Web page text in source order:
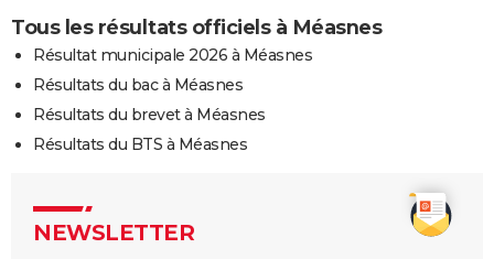
Tous les résultats officiels à Méasnes
Résultat municipale 2026 à Méasnes
Résultats du bac à Méasnes
Résultats du brevet à Méasnes
Résultats du BTS à Méasnes
NEWSLETTER